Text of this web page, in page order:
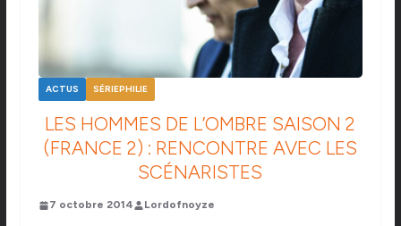
ACTUS SÉRIEPHILIE
LES HOMMES DE L’OMBRE SAISON 2
(FRANCE 2) : RENCONTRE AVEC LES
SCÉNARISTES
7 octobre 2014 Lordofnoyze